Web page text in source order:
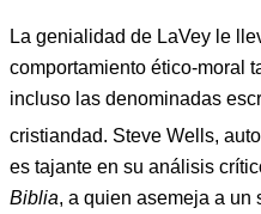
La genialidad de LaVey le
comportamiento ético-moral
incluso las denominadas
cristiandad. Steve Wells,
es tajante en su análisis
Biblia, a quien asemeja a un